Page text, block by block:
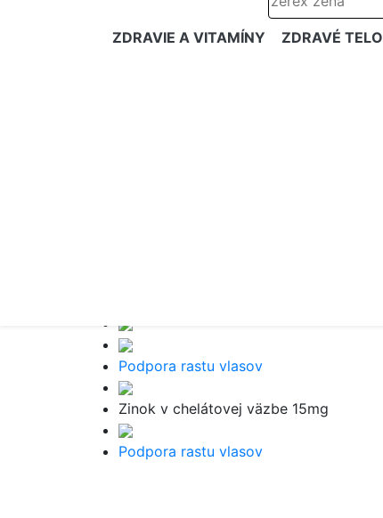
ZDRAVIE A VITAMÍNY ZDRAVÉ TELO
Podpora rastu vlasov
Zinok v chelátovej väzbe 15mg
Podpora rastu vlasov